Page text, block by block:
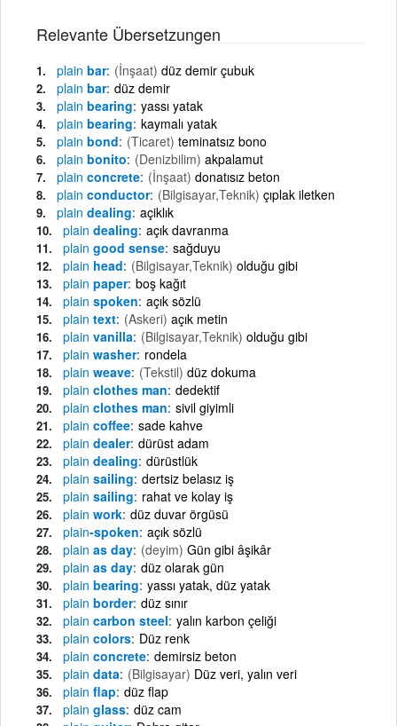
Relevante Übersetzungen
plain bar (İnşaat) düz demir çubuk
plain bar düz demir
plain bearing yassı yatak
plain bearing kaymalı yatak
plain bond (Ticaret) teminatsız bono
plain bonito (Denizbilim) akpalamut
plain concrete (İnşaat) donatısız beton
plain conductor (Bilgisayar,Teknik) çıplak iletken
plain dealing açiklık
plain dealing açık davranma
plain good sense sağduyu
plain head (Bilgisayar,Teknik) olduğu gibi
plain paper boş kağıt
plain spoken açık sözlü
plain text (Askeri) açık metin
plain vanilla (Bilgisayar,Teknik) olduğu gibi
plain washer rondela
plain weave (Tekstil) düz dokuma
plain clothes man dedektif
plain clothes man sivil giyimli
plain coffee sade kahve
plain dealer dürüst adam
plain dealing dürüstlük
plain sailing dertsiz belasız iş
plain sailing rahat ve kolay iş
plain work düz duvar örgüsü
plain-spoken açık sözlü
plain as day (deyim) Gün gibi âşikâr
plain as day düz olarak gün
plain bearing yassı yatak, düz yatak
plain border düz sınır
plain carbon steel yalın karbon çeliği
plain colors Düz renk
plain concrete demirsiz beton
plain data (Bilgisayar) Düz veri, yalın veri
plain flap düz flap
plain glass düz cam